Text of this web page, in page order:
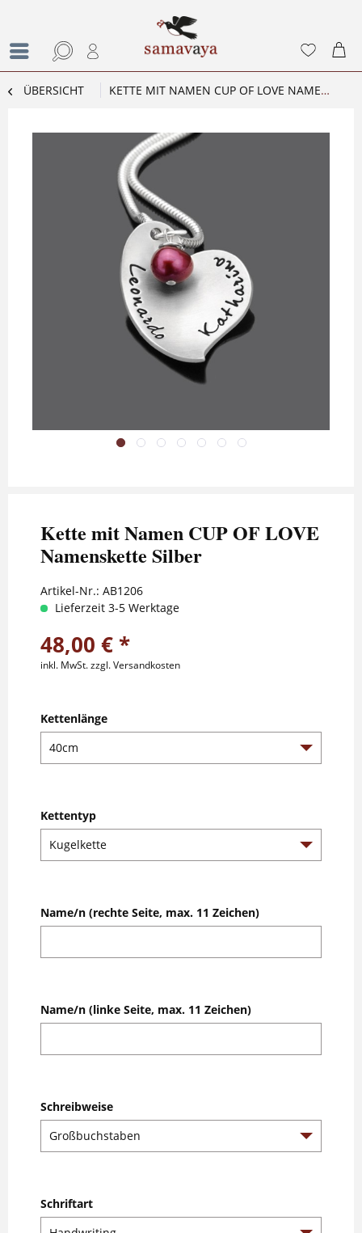
ÜBERSICHT KETTE MIT NAMEN CUP OF LOVE NAMENSKETTE SILBER
Kette mit Namen CUP OF LOVE
Namenskette Silber
Artikel-Nr.: AB1206
Lieferzeit 3-5 Werktage
48,00 € *
inkl. MwSt.zzgl. Versandkosten
Kettenlänge
Kettentyp
Name/n (rechte Seite, max. 11 Zeichen)
Name/n (linke Seite, max. 11 Zeichen)
Schreibweise
Schriftart